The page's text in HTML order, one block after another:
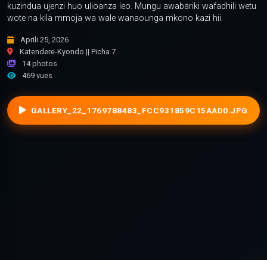
kuzindua ujenzi huo ulioanza leo. Mungu awabariki wafadhili wetu
wote na kila mmoja wa wale wanaounga mkono kazi hii.
Aprili 25, 2026
Katendere-Kyondo || Picha 7
14 photos
469 vues
GALLERY_22_1769788483_FCC931859C15AAD0.JPG